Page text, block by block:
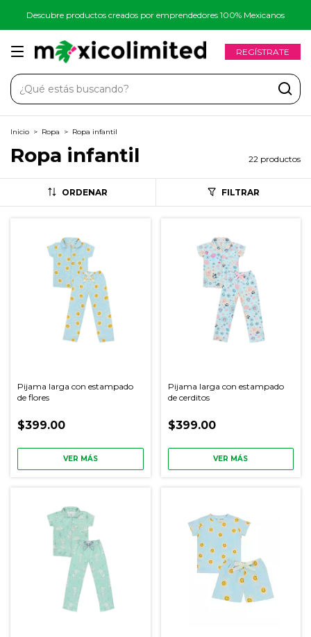
Descubre productos creados por emprendedores 100% Mexicanos
REGÍSTRATE
Inicio > Ropa > Ropa infantil
Ropa infantil 22 productos
ORDENAR FILTRAR
Pijama larga con estampado
de flores
$399.00
VER MÁS
Pijama larga con estampado
de cerditos
$399.00
VER MÁS